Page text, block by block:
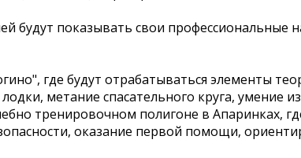
будут показывать свои профессиональные
где будут отрабатываться элементы
метание спасательного круга, умение
тренировочном полигоне в Апаринках,
оказание первой помощи,